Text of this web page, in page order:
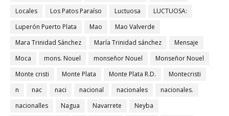
Locales
Los Patos Paraíso Luctuosa
LUCTUOSA:
Luperón Puerto Plata
Mao
Mao Valverde
Mara Trinidad Sánchez
María Trinidad sánchez
Mensaje
Moca
mons. Nouel monseñor Nouel
Monseñor Nouel
Monte cristi
Monte Plata Monte Plata R.D.
Montecristi
n
nac naci nacional nacionales
nacionales.
nacionalles
Nagua Navarrete
Neyba